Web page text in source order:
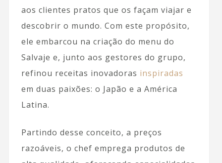
aos clientes pratos que os façam viajar e
descobrir o mundo. Com este propósito,
ele embarcou na criação do menu do
Salvaje e, junto aos gestores do grupo,
refinou receitas inovadoras inspiradas
em duas paixões: o Japão e a América
Latina.
Partindo desse conceito, a preços
razoáveis, o chef emprega produtos de